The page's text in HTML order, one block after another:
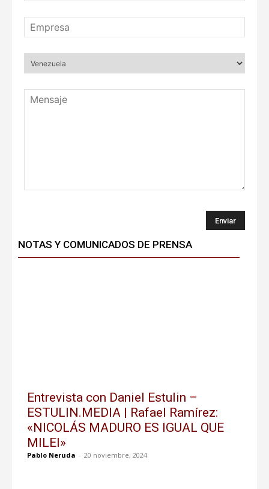
NOTAS Y COMUNICADOS DE PRENSA
Entrevista con Daniel Estulin –
ESTULIN.MEDIA | Rafael Ramírez:
«NICOLÁS MADURO ES IGUAL QUE
MILEI»
Pablo Neruda - 20 noviembre, 2024